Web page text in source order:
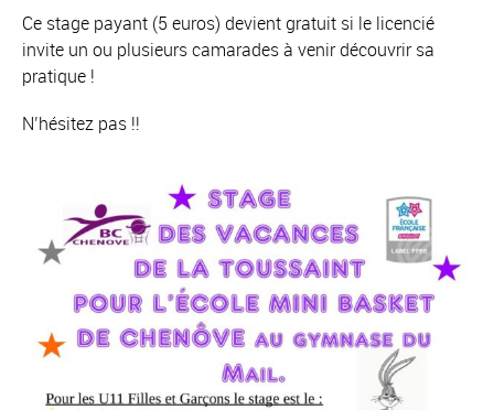
Ce stage payant (5 euros) devient gratuit si le licencié
invite un ou plusieurs camarades à venir découvrir sa
pratique !
N’hésitez pas !!